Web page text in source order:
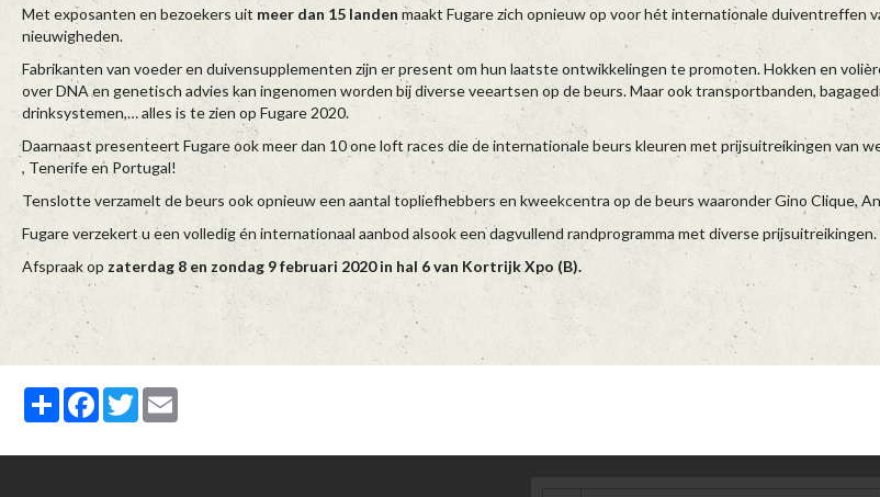
Met exposanten en bezoekers uit meer dan 15 landen maakt Fugare zich opnieuw op voor hét internationale duiventreffen
nieuwigheden.
Fabrikanten van voeder en duivensupplementen zijn er present om hun laatste ontwikkelingen te promoten. Hokken en
over DNA en genetisch advies kan ingenomen worden bij diverse veeartsen op de beurs. Maar ook transportbanden,
drinksystemen,… alles is te zien op Fugare 2020.
Daarnaast presenteert Fugare ook meer dan 10 one loft races die de internationale beurs kleuren met prijsuitreikingen van
, Tenerife en Portugal!
Tenslotte verzamelt de beurs ook opnieuw een aantal topliefhebbers en kweekcentra op de beurs waaronder Gino Clique,
Fugare verzekert u een volledig én internationaal aanbod alsook een dagvullend randprogramma met diverse prijsuitreikingen.
Afspraak op zaterdag 8 en zondag 9 februari 2020in hal 6 van Kortrijk Xpo (B).
PartagerFacebook
Twitter